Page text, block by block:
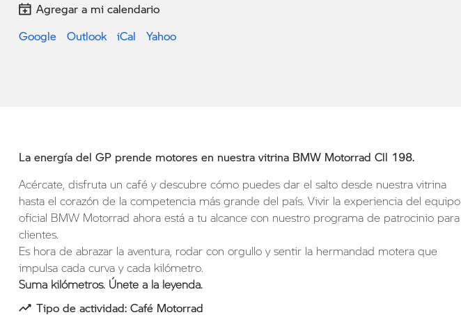
Agregar a mi calendario
Google
Outlook iCal Yahoo
La energía del GP prende motores en nuestra vitrina BMW Motorrad Cll 198.
Acércate, disfruta un café y descubre cómo puedes dar el salto desde nuestra vitrina
hasta el corazón de la competencia más grande del país. Vivir la experiencia del equipo
oficial BMW Motorrad ahora está a tu alcance con nuestro programa de patrocinio para
clientes.
Es hora de abrazar la aventura, rodar con orgullo y sentir la hermandad motera que
impulsa cada curva y cada kilómetro.
Suma kilómetros. Únete a la leyenda.
Tipo de actividad: Café Motorrad